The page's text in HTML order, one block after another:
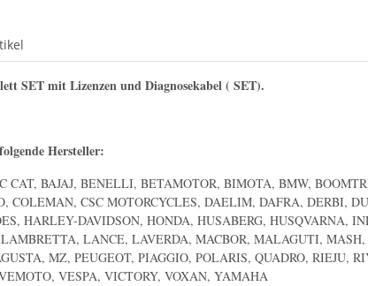
SET mit Lizenzen und Diagnosekabel ( SET).
Hersteller:
BAJAJ, BENELLI, BETAMOTOR, BIMOTA, BMW,
COLEMAN, CSC MOTORCYCLES, DAELIM, DAFRA, DERBI,
HARLEY-DAVIDSON, HONDA, HUSABERG, HUSQVARNA,
LANCE, LAVERDA, MACBOR, MALAGUTI,
MZ, PEUGEOT, PIAGGIO, POLARIS, QUADRO, RIEJU,
VESPA, VICTORY, VOXAN, YAMAHA